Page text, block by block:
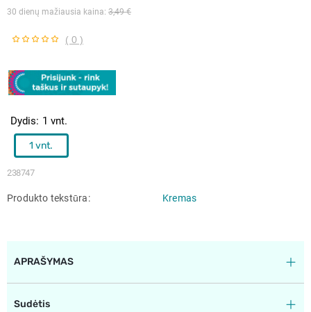
30 dienų mažiausia kaina: 3,49 €
( 0 )
238747
Dydis 1 vnt.
1 vnt.
Produkto tekstūra Kremas
APRAŠYMAS
Sudėtis